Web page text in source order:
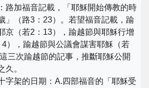
路加福音記載，「耶穌開始傳教的時
」（路3：23）。若望福音記載，踰
京（若2：13），踰越節與耶穌行增
），踰越節與公議會謀害耶穌（若
三次踰越節的記事，推斷耶穌公開
久。
字架的日期：A.四部福音的「耶穌受